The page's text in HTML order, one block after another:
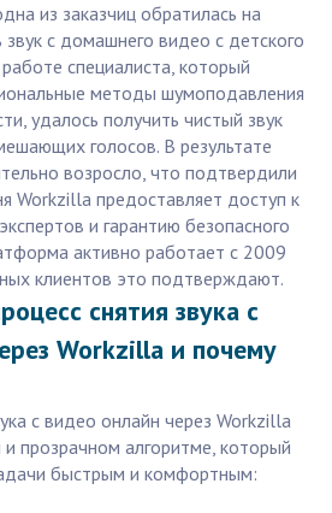
из заказчиц обратилась на
с домашнего видео с детского
специалиста, который
методы шумоподавления
удалось получить чистый звук
голосов. В результате
возросло, что подтвердили
Workzilla предоставляет доступ к
и гарантию безопасного
активно работает с 2009
клиентов это подтверждают.
снятия звука с
Workzilla и почему
с видео онлайн через Workzilla
прозрачном алгоритме, который
быстрым и комфортным: